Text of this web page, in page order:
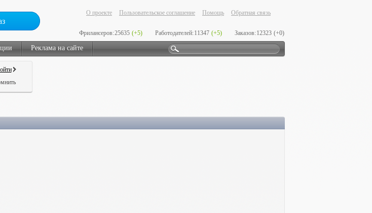
О проекте Пользовательское соглашение Помощь Обратная связь
Фрилансеров:25635 (+5) Работодателей:11347 (+5) Заказов:12323 (+0)
Реклама на сайте